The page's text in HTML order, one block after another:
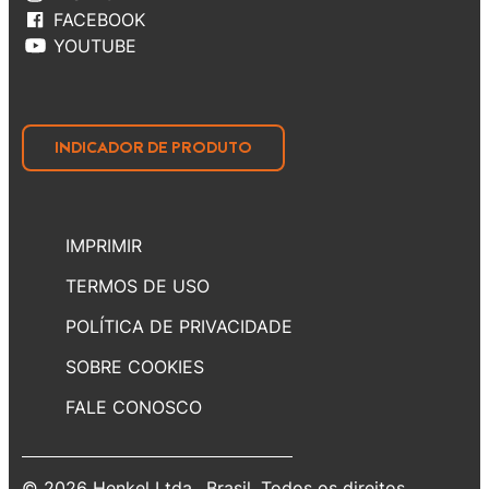
FACEBOOK
YOUTUBE
INDICADOR DE PRODUTO
IMPRIMIR
TERMOS DE USO
POLÍTICA DE PRIVACIDADE
SOBRE COOKIES
FALE CONOSCO